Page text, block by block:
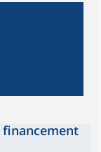
financement